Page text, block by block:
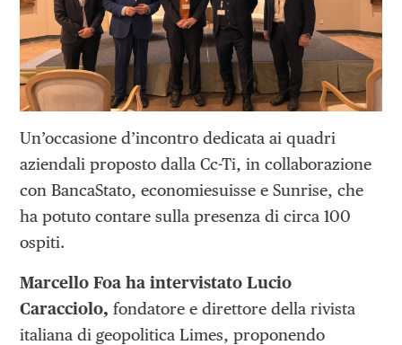
Un’occasione d’incontro dedicata ai quadri
aziendali proposto dalla Cc-Ti, in collaborazione
con BancaStato, economiesuisse e Sunrise, che
ha potuto contare sulla presenza di circa 100
ospiti.
Marcello Foa ha intervistato Lucio
Caracciolo,fondatore e direttore della rivista
italiana di geopolitica Limes, proponendo